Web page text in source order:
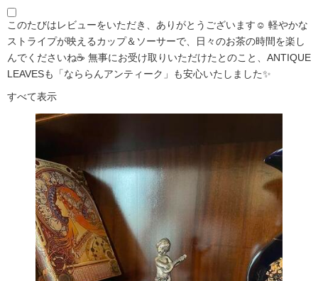
このたびはレビューをいただき、ありがとうございます☺️ 軽やかな
ストライプが映えるカップ＆ソーサーで、日々のお茶の時間を楽し
んでくださいね☕ 無事にお受け取りいただけたとのこと、ANTIQUE
LEAVESも「なららんアンティーク」も安心いたしました✨
すべて表示